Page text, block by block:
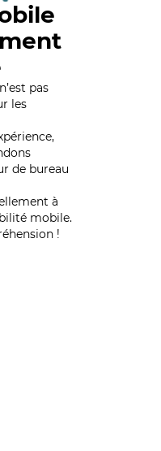
pas
les
de bureau
à
mobile.
!